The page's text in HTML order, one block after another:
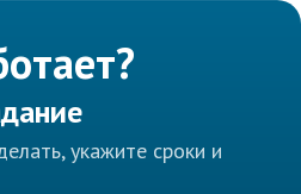
укажите сроки и